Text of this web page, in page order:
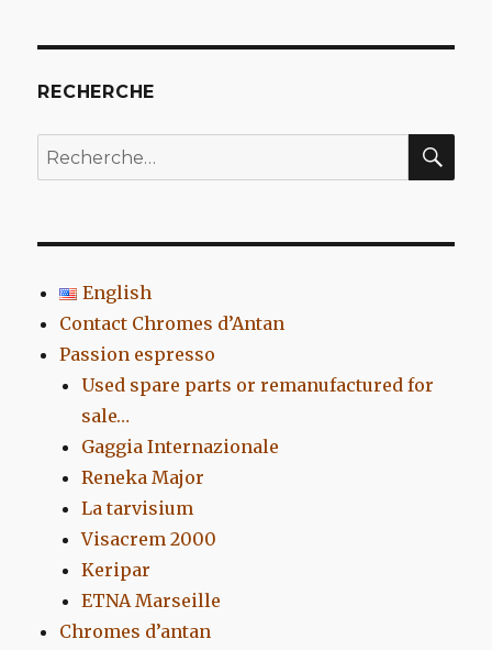
RECHERCHE
Recherche
pour
English
Contact Chromes d’Antan
Passion espresso
Used spare parts or remanufactured for
sale…
Gaggia Internazionale
Reneka Major
La tarvisium
Visacrem 2000
Keripar
ETNA Marseille
Chromes d’antan